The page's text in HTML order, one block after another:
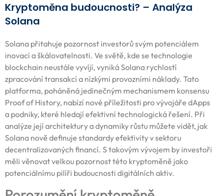
Kryptoměna budoucnosti? – Analýza
Solana
Solana přitahuje pozornost investorů svým potenciálem
inovací a škálovatelnosti. Ve světě, kde se technologie
blockchain neustále vyvíjí, vyniká Solana rychlostí
zpracování transakcí a nízkými provozními náklady. Tato
platforma, poháněná jedinečným mechanismem konsensu
Proof of History, nabízí nové příležitosti pro vývojáře dApps
a podniky, které hledají efektivní technologická řešení. Při
analýze její architektury a dynamiky růstu můžete vidět, jak
Solana nově definuje standardy efektivity v sektoru
decentralizovaných financí. S takovým vývojem by investoři
měli věnovat velkou pozornost této kryptoměně jako
potenciálnímu pilíři budoucnosti digitálních aktiv.